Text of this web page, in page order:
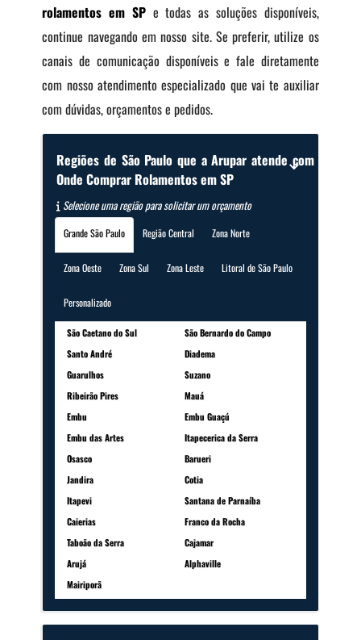
rolamentos em SPe todas as soluções disponíveis,
continue navegando em nosso site. Se preferir, utilize os
canais de comunicação disponíveis e fale diretamente
com nosso atendimento especializado que vai te auxiliar
com dúvidas, orçamentos e pedidos.
Regiões de São Paulo que a Arupar atende com
Onde Comprar Rolamentos em SP
Selecione uma região para solicitar um orçamento
Grande São Paulo Região Central Zona Norte
Zona Oeste Zona Sul Zona Leste Litoral de São Paulo
Personalizado
São Caetano do Sul
São Bernardo do Campo
Santo André
Diadema
Guarulhos
Suzano
Ribeirão Pires
Mauá
Embu
Embu Guaçú
Embu das Artes
Itapecerica da Serra
Osasco
Barueri
Jandira
Cotia
Itapevi
Santana de Parnaíba
Caierias
Franco da Rocha
Taboão da Serra
Cajamar
Arujá
Alphaville
Mairiporã